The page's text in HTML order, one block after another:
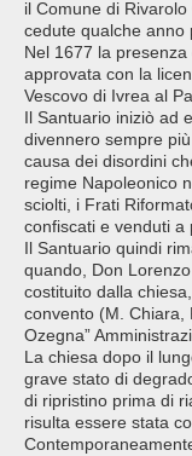
il Comune di
cedute qualche anno
Nel 1677 la
approvata con la
Vescovo di Ivrea al
Il Santuario iniziò ad
divennero sempre
causa dei disordini
regime Napoleonico
sciolti, i Frati
confiscati e venduti a
Il Santuario quindi
quando, Don
costituito dalla
convento (M. Chiara,
Ozegna”
La chiesa dopo il
grave stato di
di ripristino prima di
risulta essere stata